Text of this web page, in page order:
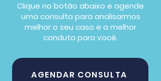
Clique no botão abaixo e agende
uma consulta para analisarmos
melhor o seu caso e a melhor
conduta para você.
AGENDAR CONSULTA